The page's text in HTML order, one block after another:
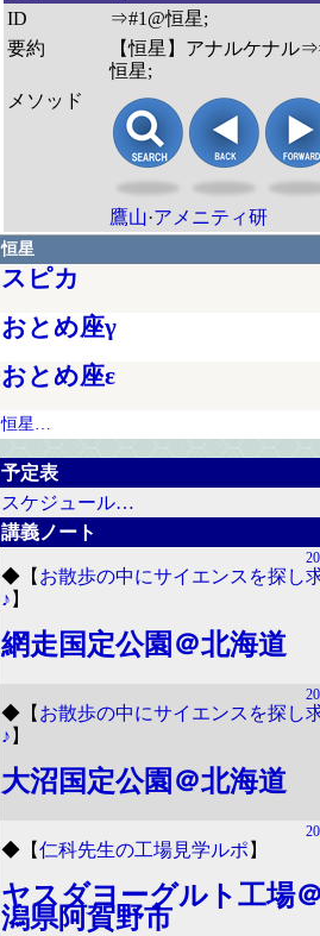
ID
⇒#1@恒星;
要約
【恒星】アナルケナル
恒星;
メソッド
鷹山·アメニティ研
恒星
スピカ
おとめ座γ
おとめ座ε
恒星…
予定表
スケジュール…
講義ノート
◆ 【 お散歩の中にサイエンスを探し
♪ 】
網走国定公園＠北海道
◆ 【 お散歩の中にサイエンスを探し
♪ 】
大沼国定公園＠北海道
◆ 【仁科先生の工場見学ルポ 】
ヤスダヨーグルト工場
潟県阿賀野市